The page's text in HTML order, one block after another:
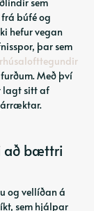
búfé og
hefur vegan
þar sem
Með því
lagt sitt af
að bættri
og vellíðan á
sem hjálpar